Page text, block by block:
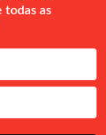
todas as